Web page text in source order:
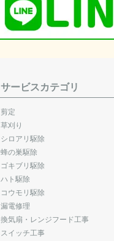
サービスカテゴリ
剪定
草刈り
シロアリ駆除
蜂の巣駆除
ゴキブリ駆除
ハト駆除
コウモリ駆除
漏電修理
換気扇・レンジフード工事
スイッチ工事